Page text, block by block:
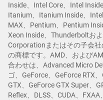
Inside、Intel Core、Intel
Itanium、Itanium Inside、
MAX、Pentium、Pentium
Xeon Inside、Thunderboltお
Corporationまたはその子会
の商標です。AMD、および
合わせは、Advanced Micro
ゴ、GeForce、GeForce RTX
GTX、GeForce GTX Super、
Reflex、DLSS、CUDA、